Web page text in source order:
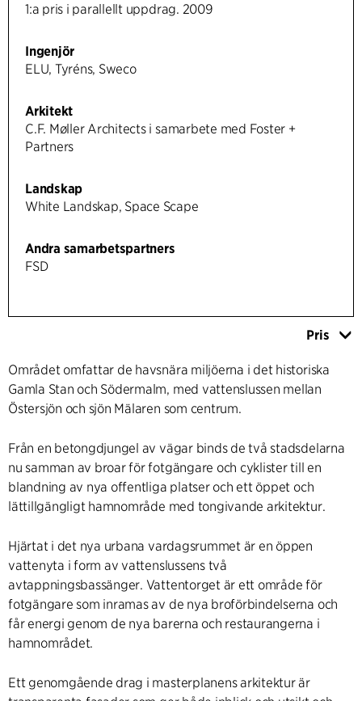
1:a pris i parallellt uppdrag. 2009
Ingenjör
ELU, Tyréns, Sweco
Arkitekt
C.F. Møller Architects i samarbete med Foster +
Partners
Landskap
White Landskap, Space Scape
Andra samarbetspartners
FSD
Pris
Området omfattar de havsnära miljöerna i det historiska
Gamla Stan och Södermalm, med vattenslussen mellan
Östersjön och sjön Mälaren som centrum.
Från en betongdjungel av vägar binds de två stadsdelarna
nu samman av broar för fotgängare och cyklister till en
blandning av nya offentliga platser och ett öppet och
lättillgängligt hamnområde med tongivande arkitektur.
Hjärtat i det nya urbana vardagsrummet är en öppen
vattenyta i form av vattenslussens två
avtappningsbassänger. Vattentorget är ett område för
fotgängare som inramas av de nya broförbindelserna och
får energi genom de nya barerna och restaurangerna i
hamnområdet.
Ett genomgående drag i masterplanens arkitektur är